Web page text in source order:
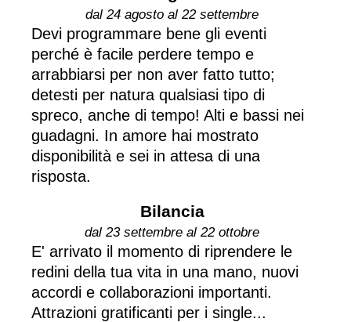
dal 24 agosto al 22 settembre
Devi programmare bene gli eventi
perché è facile perdere tempo e
arrabbiarsi per non aver fatto tutto;
detesti per natura qualsiasi tipo di
spreco, anche di tempo! Alti e bassi nei
guadagni. In amore hai mostrato
disponibilità e sei in attesa di una
risposta.
Bilancia
dal 23 settembre al 22 ottobre
E' arrivato il momento di riprendere le
redini della tua vita in una mano, nuovi
accordi e collaborazioni importanti.
Attrazioni gratificanti per i single...